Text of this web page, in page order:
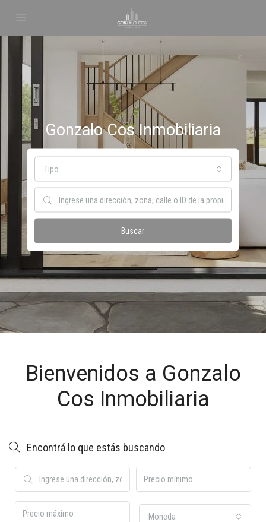
Gonzalo Cos Inmobiliaria
Tipo
Buscar
Bienvenidos a Gonzalo
Cos Inmobiliaria
Encontrá lo que estás buscando
Moneda